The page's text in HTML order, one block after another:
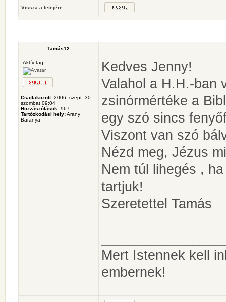
Vissza a tetejére
Tamás12
Aktív tag
Csatlakozott: 2006. szept. 30.,
szombat 09:04
Hozzászólások: 967
Tartózkodási hely:Arany
Baranya
Kedves Jenny!
Valahol a H.H.-ban
zsinórmértéke a
egy szó sincs
Viszont van szó
Nézd meg, Jézus
Nem túl lihegés ,
tartjuk!
Szeretettel Tamás
Mert Istennek kell
embernek!